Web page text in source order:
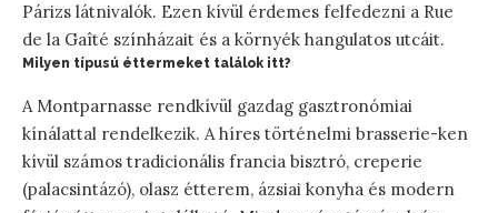
Párizs látnivalók. Ezen kívül érdemes felfedezni a Rue
de la Gaîté színházait és a környék hangulatos utcáit.
Milyen típusú éttermeket találok itt?
A Montparnasse rendkívül gazdag gasztronómiai
kínálattal rendelkezik. A híres történelmi brasserie-ken
kívül számos tradicionális francia bisztró, creperie
(palacsintázó), olasz étterem, ázsiai konyha és modern